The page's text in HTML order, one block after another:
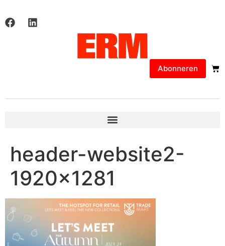
Abonneren
header-website2-
1920×1281